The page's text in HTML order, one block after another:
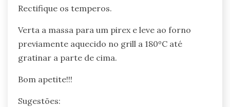
Rectifique os temperos.
Verta a massa para um pirex e leve ao forno
previamente aquecido no grill a 180ºC até
gratinar a parte de cima.
Bom apetite!!!
Sugestões: